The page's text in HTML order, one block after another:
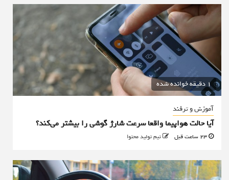
1 دقیقه خوانده شده
آموزش و ترفند
آیا حالت هواپیما واقعا سرعت شارژ گوشی را بیشتر می‌کند؟
تیم تولید محتوا